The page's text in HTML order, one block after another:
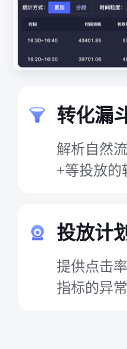
转化漏
解析自然
+等投放的
投放计
提供点击
指标的异常